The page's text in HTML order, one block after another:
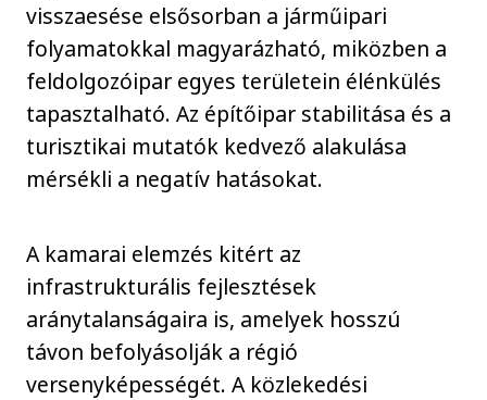
visszaesése elsősorban a járműipari
folyamatokkal magyarázható, miközben a
feldolgozóipar egyes területein élénkülés
tapasztalható. Az építőipar stabilitása és a
turisztikai mutatók kedvező alakulása
mérsékli a negatív hatásokat.
A kamarai elemzés kitért az
infrastrukturális fejlesztések
aránytalanságaira is, amelyek hosszú
távon befolyásolják a régió
versenyképességét. A közlekedési